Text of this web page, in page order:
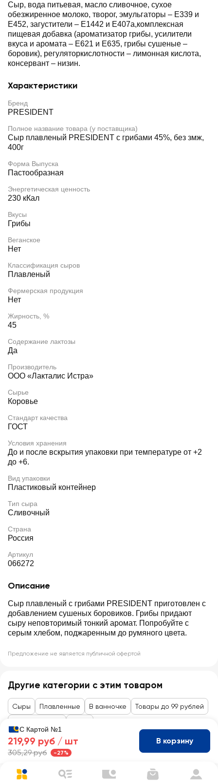
Сыр, вода питьевая, масло сливочное, сухое
обезжиренное молоко, творог, эмульгаторы – E339 и
Е452, загустители – Е1442 и Е407а,комплексная
пищевая добавка (ароматизатор грибы, усилители
вкуса и аромата – Е621 и Е635, грибы сушеные –
боровик), регуляторкислотности – лимонная кислота,
консервант – низин.
Характеристики
Бренд
PRESIDENT
Полное название товара (у поставщика)
Сыр плавленый PRESIDENT с грибами 45%, без змж,
400г
Форма Выпуска
Пастообразная
Энергетическая ценность
230 кКал
Вкусы
Грибы
Веганское
Нет
Классификация сыров
Плавленый
Фермерская продукция
Нет
Жирность, %
45
Содержание лактозы
Да
Производитель
ООО «Лакталис Истра»
Сырье
Коровье
Стандарт качества
ГОСТ
Условия хранения
До и после вскрытия упаковки при температуре от +2
до +6.
Вид упаковки
Пластиковый контейнер
Тип сыра
Сливочный
Страна
Россия
Артикул
066272
Описание
Сыр плавленый с грибами PRESIDENT приготовлен с
добавлением сушеных боровиков. Грибы придают
сыру неповторимый тонкий аромат. Попробуйте с
серым хлебом, поджаренным до румяного цвета.
Предложение не является публичной офертой
Другие категории с этим товаром
Сыры Плавленные В ванночке Товары до 99 рублей
С Картой №1
219,99 руб / шт
305,29 руб -27%
В корзину